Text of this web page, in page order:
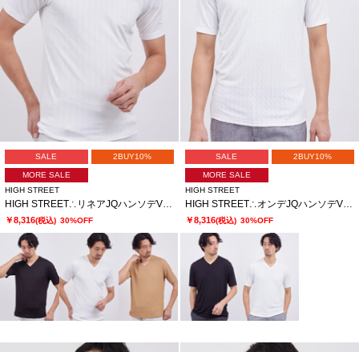
SALE 2BUY10%
MORE SALE
HIGH STREET
￥8,316(税込) 30%OFF
SALE 2BUY10%
MORE SALE
HIGH STREET
￥8,316(税込) 30%OFF